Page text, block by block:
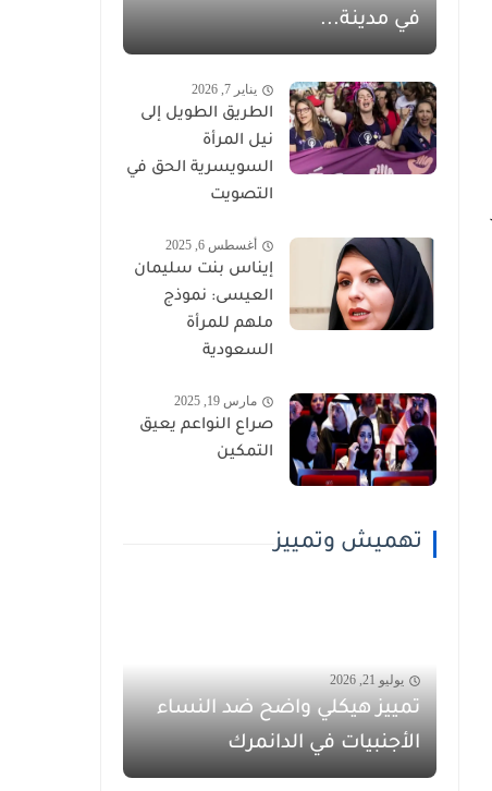
في مدينة...
يناير 7, 2026
الطريق الطويل إلى
نيل المرأة
السويسرية الحق في
التصويت
أغسطس 6, 2025
إيناس بنت سليمان
العيسى: نموذج
ملهم للمرأة
السعودية
مارس 19, 2025
صراع النواعم يعيق
التمكين
تهميش وتمييز
يوليو 21, 2026
تمييز هيكلي واضح ضد النساء
الأجنبيات في الدانمرك